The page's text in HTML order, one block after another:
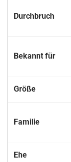
Durchbruch
Bekannt für
Größe
Familie
Ehe